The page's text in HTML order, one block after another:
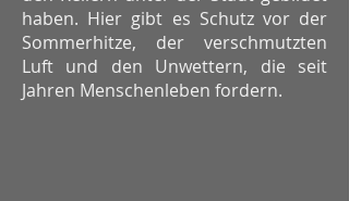
haben. Hier gibt es Schutz vor der
Sommerhitze, der verschmutzten
Luft und den Unwettern, die seit
Jahren Menschenleben fordern.